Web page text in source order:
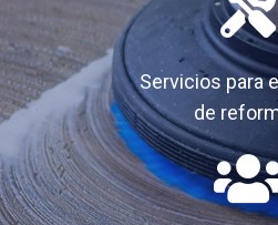
Servicios para
de